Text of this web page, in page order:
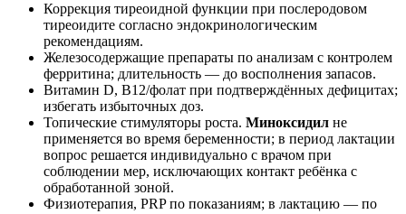
Коррекция тиреоидной функции при послеродовом
тиреоидите согласно эндокринологическим
рекомендациям.
Железосодержащие препараты по анализам с контролем
ферритина; длительность — до восполнения запасов.
Витамин D, В12/фолат при подтверждённых дефицитах;
избегать избыточных доз.
Топические стимуляторы роста. Миноксидил не
применяется во время беременности; в период лактации
вопрос решается индивидуально с врачом при
соблюдении мер, исключающих контакт ребёнка с
обработанной зоной.
Физиотерапия, PRP по показаниям; в лактацию — по